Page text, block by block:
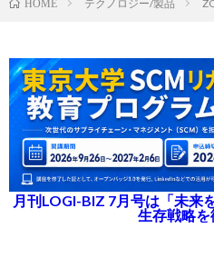
HOME テクノロジー/製品
月刊LOGI-BIZ 7月号は「未来
生存戦略